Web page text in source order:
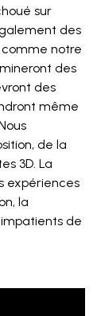
sur
des
comme notre
des
des
même
de la
3D. La
expériences
la
de